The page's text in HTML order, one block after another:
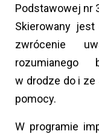
Podstawowej nr
Skierowany
zwrócenie
rozumianego
w drodze do i ze
pomocy.
W programie